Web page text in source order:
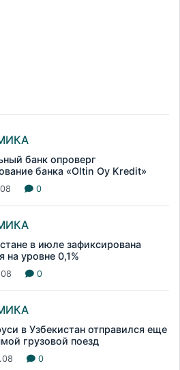
банк опроверг
банка «Oltin Oy Kredit»
0
в июле зафиксирована
на уровне 0,1%
0
в Узбекистан отправился еще
грузовой поезд
0